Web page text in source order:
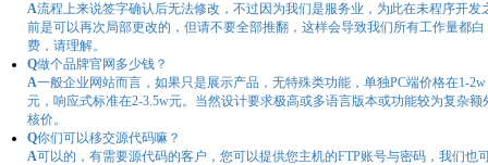
A流程上来说签字确认后无法修改，不过因为我们是服务业，为此在未程序开发
前是可以再次局部更改的，但请不要全部推翻，这样会导致我们所有工作量都白
费，请理解。
Q做个品牌官网多少钱？
A一般企业网站而言，如果只是展示产品，无特殊类功能，单独PC端价格在1-2w
元，响应式标准在2-3.5w元。当然设计要求极高或多语言版本或功能较为复杂额
核价。
Q你们可以移交源代码嘛？
A可以的，有需要源代码的客户，您可以提供您主机的FTP账号与密码，我们也